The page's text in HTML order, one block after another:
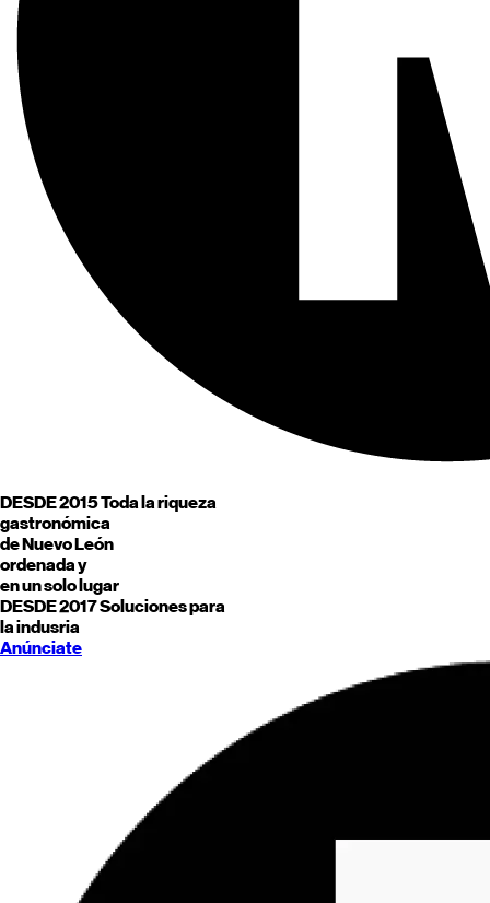
DESDE 2015Toda la riqueza
gastronómica
deNuevo León
ordenada y
en un solo lugar
DESDE 2017Soluciones para
la indusria
Anúnciate